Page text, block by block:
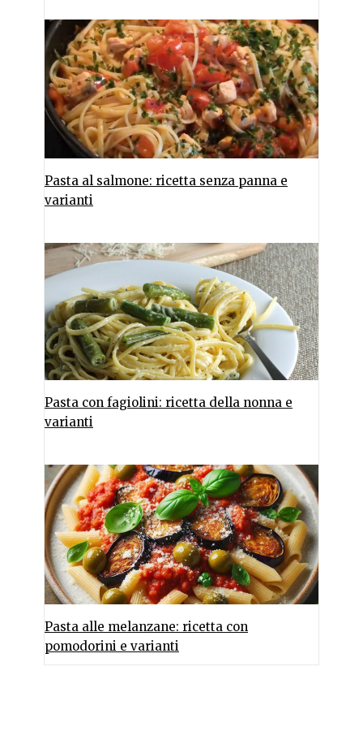
Pasta al salmone: ricetta senza panna e
varianti
Pasta con fagiolini: ricetta della nonna e
varianti
Pasta alle melanzane: ricetta con
pomodorini e varianti